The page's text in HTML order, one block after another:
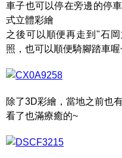
車子也可以停在旁邊的停
式立體彩繪
之後可以順便再走到"石
照，也可以順便騎腳踏車喔
除了3D彩繪，當地之前也
看了也滿療癒的~